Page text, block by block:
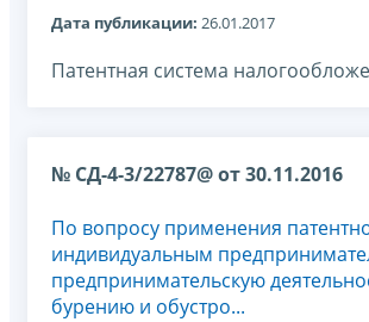
Дата публикации: 26.01.2017
Патентная система
№ СД-4-3/22787@ от 30.11.2016
По вопросу применения
индивидуальным
предпринимательскую
бурению и обустро...